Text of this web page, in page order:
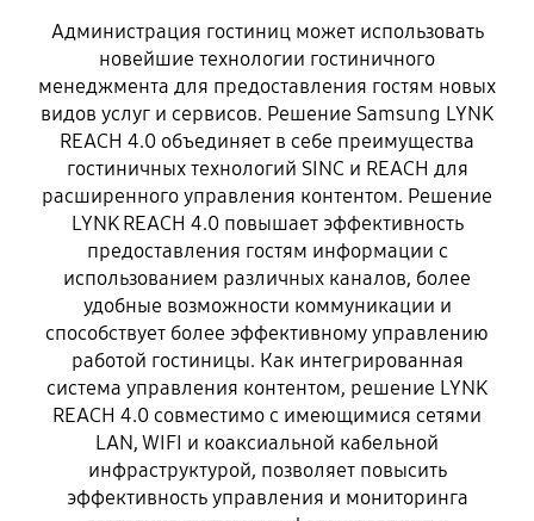
Администрация гостиниц может использовать
новейшие технологии гостиничного
менеджмента для предоставления гостям новых
видов услуг и сервисов. Решение Samsung LYNK
REACH 4.0 объединяет в себе преимущества
гостиничных технологий SINC и REACH для
расширенного управления контентом. Решение
LYNK REACH 4.0 повышает эффективность
предоставления гостям информации с
использованием различных каналов, более
удобные возможности коммуникации и
способствует более эффективному управлению
работой гостиницы. Как интегрированная
система управления контентом, решение LYNK
REACH 4.0 совместимо с имеющимися сетями
LAN, WIFI и коаксиальной кабельной
инфраструктурой, позволяет повысить
эффективность управления и мониторинга